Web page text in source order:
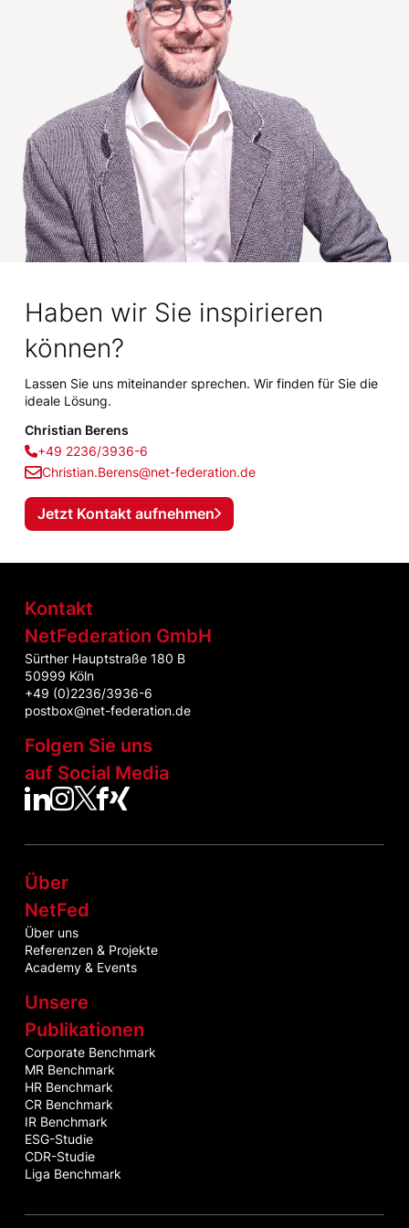
Haben wir Sie inspirieren
können?
Lassen Sie uns miteinander sprechen. Wir finden für Sie die
ideale Lösung.
Christian Berens
+49 2236/3936-6
Christian.Berens@net-federation.de
Jetzt Kontakt aufnehmen
Kontakt
NetFederation GmbH
Sürther Hauptstraße 180 B
50999 Köln
+49 (0)2236/3936-6
postbox@net-federation.de
Folgen Sie uns
auf Social Media
NetFed auf LinkedIn
NetFed auf Instagram
NetFed auf Twitter
NetFed auf Facebook
NetFed auf Xing
Über
NetFed
Über uns
Referenzen & Projekte
Academy & Events
Unsere
Publikationen
Corporate Benchmark
MR Benchmark
HR Benchmark
CR Benchmark
IR Benchmark
ESG-Studie
CDR-Studie
Liga Benchmark